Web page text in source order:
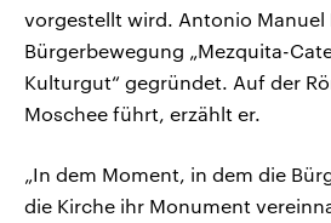
vorgestellt wird. Antonio Manuel
Bürgerbewegung „Mezquita-
Kulturgut“ gegründet. Auf der
Moschee führt, erzählt er.
„In dem Moment, in dem die
die Kirche ihr Monument